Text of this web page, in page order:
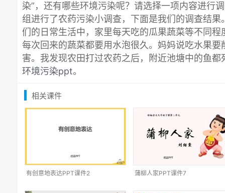
染”，还有哪些环境污染呢？请选择一项内容进行
组进行了农药污染小调查，下面是我们的调查结
们的日常生活中，家里每天吃的瓜果蔬菜等不同
每次回来的蔬菜都要用水泡很久。妈妈说吃水果
害。我发现农田打过农药之后，附近池塘中的鱼都
环境污染ppt。
相关课件
有创意地表达PPT课件2 蒲柳人家PPT课件7